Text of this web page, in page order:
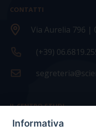
CONTATTI
Via Aurelia 796 |
(+39)
IL CENTRO STUDI
La nostra storia
Informativa